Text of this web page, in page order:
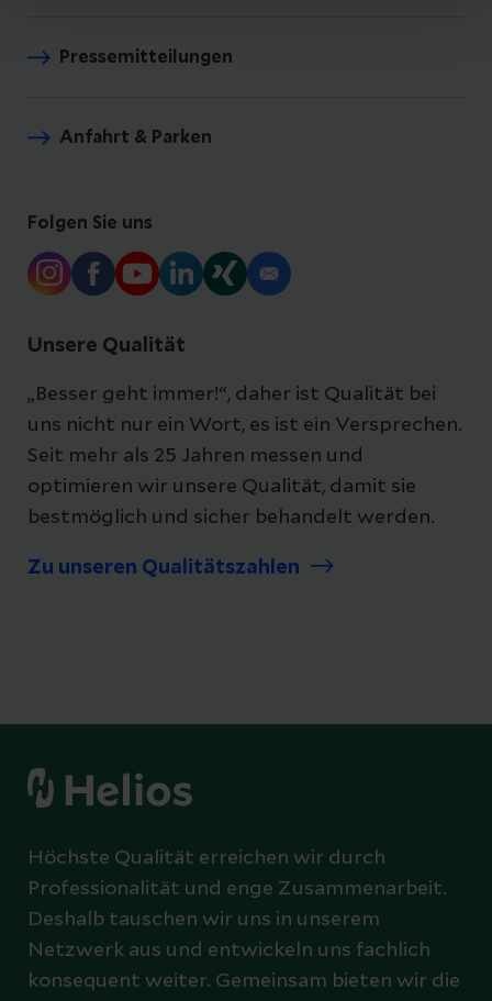
Pressemitteilungen
Anfahrt & Parken
Folgen Sie uns
Unsere Qualität
„Besser geht immer!“, daher ist Qualität bei
uns nicht nur ein Wort, es ist ein Versprechen.
Seit mehr als 25 Jahren messen und
optimieren wir unsere Qualität, damit sie
bestmöglich und sicher behandelt werden.
Zu unseren Qualitätszahlen
Höchste Qualität erreichen wir durch
Professionalität und enge Zusammenarbeit.
Deshalb tauschen wir uns in unserem
Netzwerk aus und entwickeln uns fachlich
konsequent weiter. Gemeinsam bieten wir die